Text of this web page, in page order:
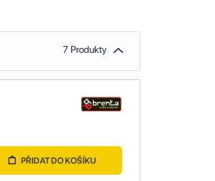
7 Produkty
PŘIDAT DO KOŠÍKU